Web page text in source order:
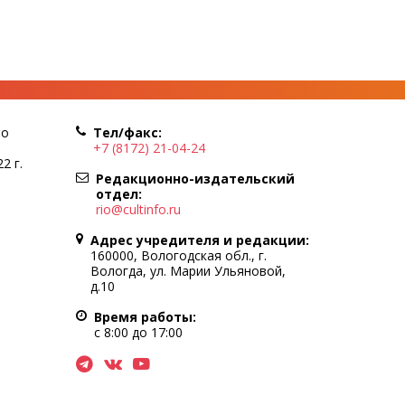
г.
Тел/факс:
+7 (8172) 21-04-24
Редакционно-издательский
отдел:
rio@cultinfo.ru
Адрес учредителя и редакции:
160000, Вологодская обл., г.
Вологда, ул. Марии Ульяновой,
д.10
Время работы:
с 8:00 до 17:00